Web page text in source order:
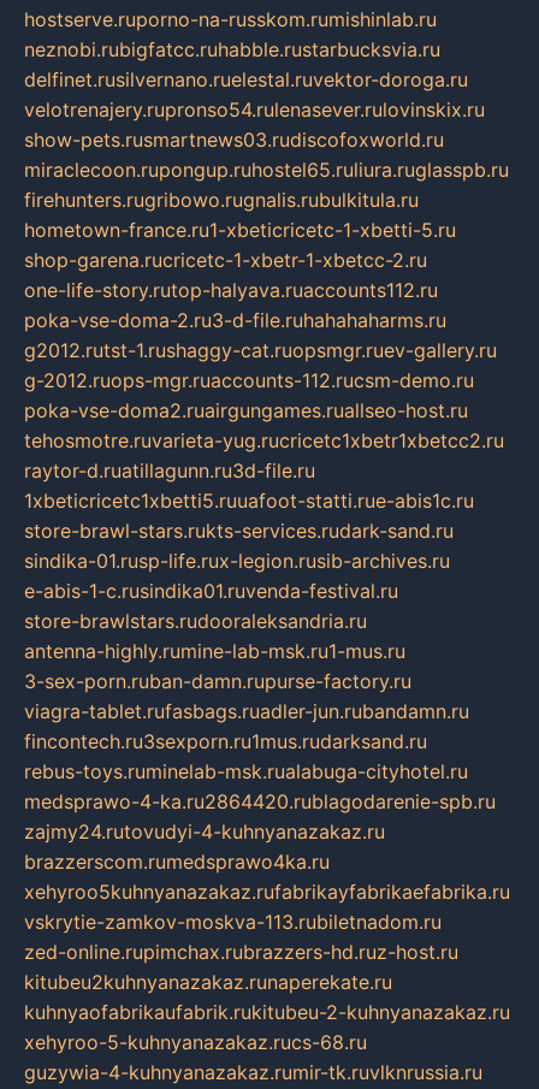
hostserve.ruporno-na-russkom.rumishinlab.ru
neznobi.rubigfatcc.ruhabble.rustarbucksvia.ru
delfinet.rusilvernano.ruelestal.ruvektor-doroga.ru
velotrenajery.rupronso54.rulenasever.rulovinskix.ru
show-pets.rusmartnews03.rudiscofoxworld.ru
miraclecoon.rupongup.ruhostel65.ruliura.ruglasspb.ru
firehunters.rugribowo.rugnalis.rubulkitula.ru
hometown-france.ru1-xbeticricetc-1-xbetti-5.ru
shop-garena.rucricetc-1-xbetr-1-xbetcc-2.ru
one-life-story.rutop-halyava.ruaccounts112.ru
poka-vse-doma-2.ru3-d-file.ruhahahaharms.ru
g2012.rutst-1.rushaggy-cat.ruopsmgr.ruev-gallery.ru
g-2012.ruops-mgr.ruaccounts-112.rucsm-demo.ru
poka-vse-doma2.ruairgungames.ruallseo-host.ru
tehosmotre.ruvarieta-yug.rucricetc1xbetr1xbetcc2.ru
raytor-d.ruatillagunn.ru3d-file.ru
1xbeticricetc1xbetti5.ruuafoot-statti.rue-abis1c.ru
store-brawl-stars.rukts-services.rudark-sand.ru
sindika-01.rusp-life.rux-legion.rusib-archives.ru
e-abis-1-c.rusindika01.ruvenda-festival.ru
store-brawlstars.rudooraleksandria.ru
antenna-highly.rumine-lab-msk.ru1-mus.ru
3-sex-porn.ruban-damn.rupurse-factory.ru
viagra-tablet.rufasbags.ruadler-jun.rubandamn.ru
fincontech.ru3sexporn.ru1mus.rudarksand.ru
rebus-toys.ruminelab-msk.rualabuga-cityhotel.ru
medsprawo-4-ka.ru2864420.rublagodarenie-spb.ru
zajmy24.rutovudyi-4-kuhnyanazakaz.ru
brazzerscom.rumedsprawo4ka.ru
xehyroo5kuhnyanazakaz.rufabrikayfabrikaefabrika.ru
vskrytie-zamkov-moskva-113.rubiletnadom.ru
zed-online.rupimchax.rubrazzers-hd.ruz-host.ru
kitubeu2kuhnyanazakaz.runaperekate.ru
kuhnyaofabrikaufabrik.rukitubeu-2-kuhnyanazakaz.ru
xehyroo-5-kuhnyanazakaz.rucs-68.ru
guzywia-4-kuhnyanazakaz.rumir-tk.ruvlknrussia.ru